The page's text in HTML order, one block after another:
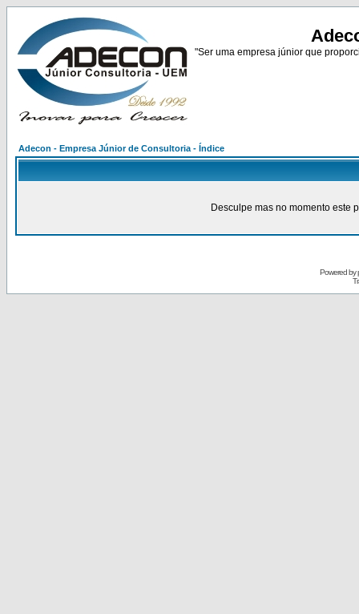
"Ser uma empresa júnior que
Adecon - Empresa Júnior de Consultoria - Índice
Desculpe mas no momento este
Powered by